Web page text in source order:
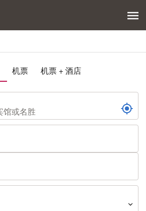
机票 机票 + 酒店